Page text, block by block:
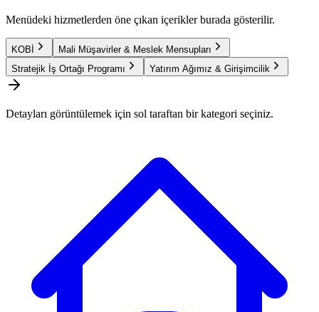
Menüdeki hizmetlerden öne çıkan içerikler burada gösterilir.
KOBİ
Mali Müşavirler & Meslek Mensupları
Stratejik İş Ortağı Programı
Yatırım Ağımız & Girişimcilik
Detayları görüntülemek için sol taraftan bir kategori seçiniz.